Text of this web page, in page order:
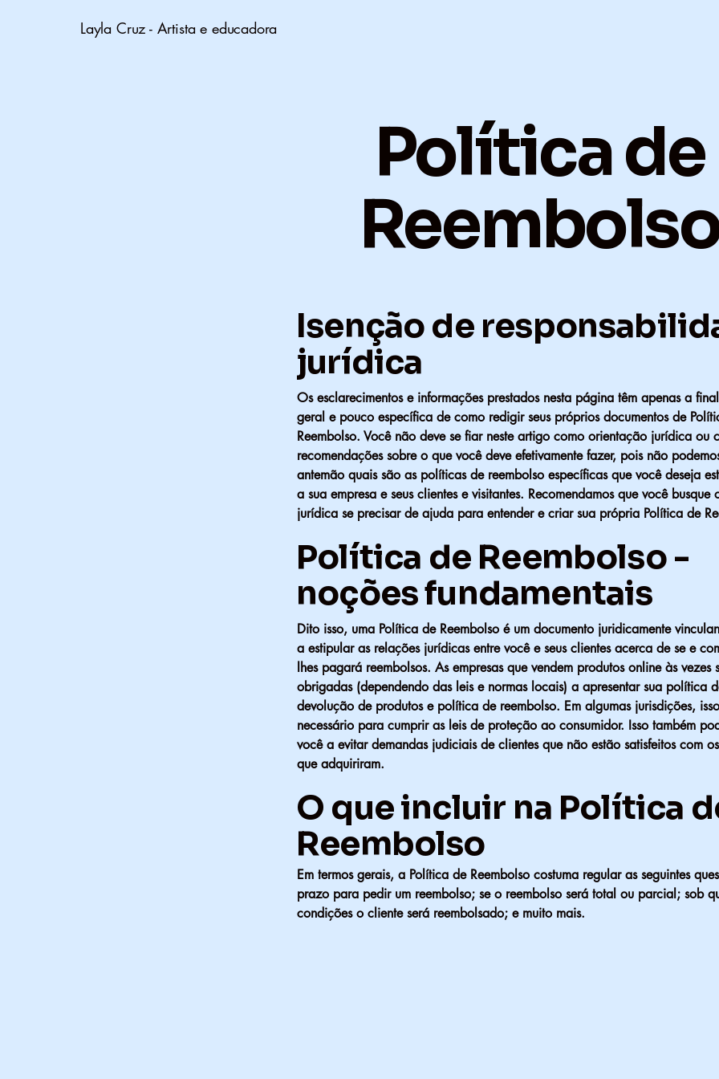
Layla Cruz - Artista e educadora
Política de
Isenção de
jurídica
Os esclarecimentos e informações prestados nesta página têm apenas a
geral e pouco específica de como redigir seus próprios documentos de
Reembolso. Você não deve se fiar neste artigo como orientação jurídica ou
recomendações sobre o que você deve efetivamente fazer, pois não
antemão quais são as políticas de reembolso específicas que você deseja
a sua empresa e seus clientes e visitantes. Recomendamos que você busque
jurídica se precisar de ajuda para entender e criar sua própria Política de
Política de Reembolso -
noções fundamentais
Dito isso, uma Política de Reembolso é um documento juridicamente
a estipular as relações jurídicas entre você e seus clientes acerca de se e
lhes pagará reembolsos. As empresas que vendem produtos online às vezes
obrigadas (dependendo das leis e normas locais) a apresentar sua política
devolução de produtos e política de reembolso. Em algumas jurisdições,
necessário para cumprir as leis de proteção ao consumidor. Isso também
você a evitar demandas judiciais de clientes que não estão satisfeitos com
que adquiriram.
O que incluir na Política
Reembolso
Em termos gerais, a Política de Reembolso costuma regular as seguintes
prazo para pedir um reembolso; se o reembolso será total ou parcial; sob
condições o cliente será reembolsado; e muito mais.